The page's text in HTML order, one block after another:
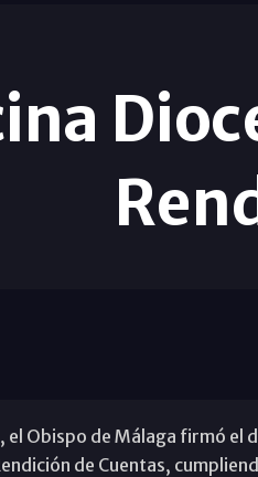
el Obispo de Málaga firmó el
de Cuentas,